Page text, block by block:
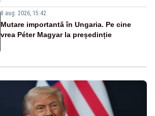
8 aug. 2026, 15:42
Mutare importantă în Ungaria. Pe cine
vrea Péter Magyar la președinție